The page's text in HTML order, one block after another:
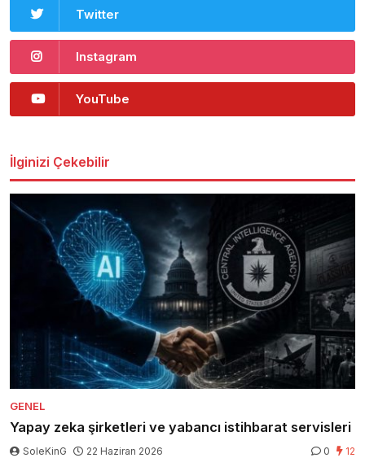
Twitter
Instagram
YouTube
İlginizi Çekebilir
GENEL
Yapay zeka şirketleri ve yabancı istihbarat servisleri
SoleKinG 22 Haziran 2026 0 12